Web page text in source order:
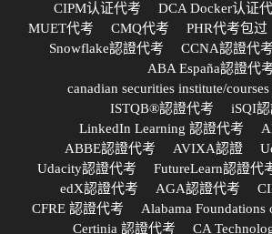
CIPM认证代考
DCA Docker认证
MUET代考
CMQ代考 PHR代考包过
Snowflake認證代考
CCNA認證代考
ABA España認證代
canadian securities institute/
ISTQB®認證代考
iSQI
LinkedIn Learning 認證代考
ABBE認證代考
AVIXA認證
Udacity認證代考
FutureLearn認證代
edX認證代考
AGA認證代考
CFRE 認證代考
Alabama
Certinia 認證代考
CA